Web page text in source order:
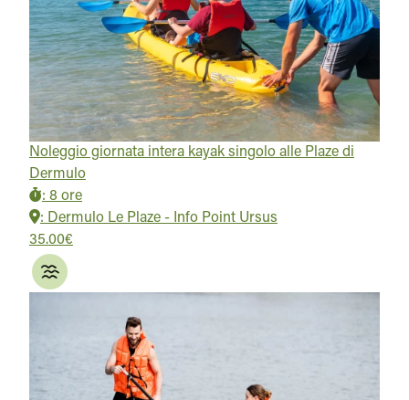
Noleggio giornata intera kayak singolo alle Plaze di
Dermulo
: 8 ore
: Dermulo Le Plaze - Info Point Ursus
35.00€